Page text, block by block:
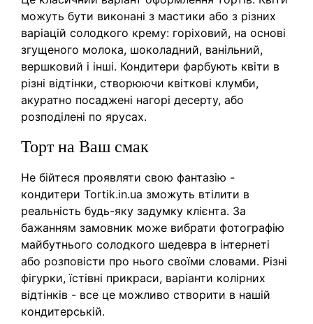
можуть бути виконані з мастики або з різних
варіацій солодкого крему: горіховий, на основі
згущеного молока, шоколадний, ванільний,
вершковий і інші. Кондитери фарбують квіти в
різні відтінки, створюючи квіткові клумби,
акуратно посаджені нагорі десерту, або
розподілені по ярусах.
Торт на Ваш смак
Не бійтеся проявляти свою фантазію -
кондитери Tortik.in.ua зможуть втілити в
реальність будь-яку задумку клієнта. За
бажанням замовник може вибрати фотографію
майбутнього солодкого шедевра в інтернеті
або розповісти про нього своїми словами. Різні
фігурки, їстівні прикраси, варіанти колірних
відтінків - все це можливо створити в нашій
кондитерській.